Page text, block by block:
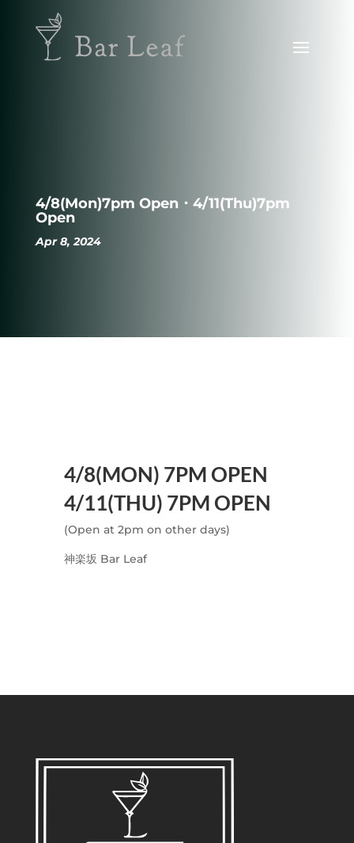
4/8(Mon)7pm Open・4/11(Thu)7pm
Open
Apr 8, 2024
4/8(MON) 7PM OPEN
4/11(THU) 7PM OPEN
(Open at 2pm on other days)
神楽坂 Bar Leaf